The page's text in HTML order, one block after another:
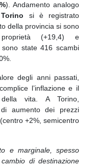
). Andamento analogo
Torino si è registrato
della provincia si sono
(+19,4) e
state 416 scambi
degli anni passati,
l’inflazione e il
vita. A Torino,
aumento dei prezzi
+2%, semicentro
e marginale, spesso
di destinazione